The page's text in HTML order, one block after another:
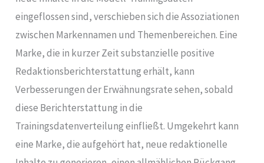
eingeflossen sind, verschieben sich die Assoziationen
zwischen Markennamen und Themenbereichen. Eine
Marke, die in kurzer Zeit substanzielle positive
Redaktionsberichterstattung erhält, kann
Verbesserungen der Erwähnungsrate sehen, sobald
diese Berichterstattung in die
Trainingsdatenverteilung einfließt. Umgekehrt kann
eine Marke, die aufgehört hat, neue redaktionelle